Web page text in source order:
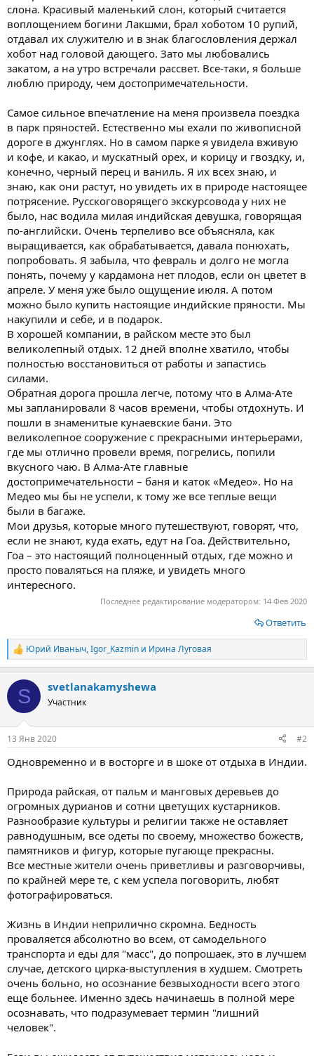
слона. Красивый маленький слон, который считается
воплощением богини Лакшми, брал хоботом 10 рупий,
отдавал их служителю и в знак благословления держал
хобот над головой дающего. Зато мы любовались
закатом, а на утро встречали рассвет. Все-таки, я больше
люблю природу, чем достопримечательности.
Самое сильное впечатление на меня произвела поездка
в парк пряностей. Естественно мы ехали по живописной
дороге в джунглях. Но в самом парке я увидела вживую
и кофе, и какао, и мускатный орех, и корицу и гвоздку, и,
конечно, черный перец и ваниль. Я их всех знаю, и
знаю, как они растут, но увидеть их в природе настоящее
потрясение. Русскоговорящего экскурсовода у них не
было, нас водила милая индийская девушка, говорящая
по-английски. Очень терпеливо все объясняла, как
выращивается, как обрабатывается, давала понюхать,
попробовать. Я забыла, что февраль и долго не могла
понять, почему у кардамона нет плодов, если он цветет в
апреле. У меня уже было ощущение июля. А потом
можно было купить настоящие индийские пряности. Мы
накупили и себе, и в подарок.
В хорошей компании, в райском месте это был
великолепный отдых. 12 дней вполне хватило, чтобы
полностью восстановиться от работы и запастись
силами.
Обратная дорога прошла легче, потому что в Алма-Ате
мы запланировали 8 часов времени, чтобы отдохнуть. И
пошли в знаменитые кунаевские бани. Это
великолепное сооружение с прекрасными интерьерами,
где мы отлично провели время, погрелись, попили
вкусного чаю. В Алма-Ате главные
достопримечательности – баня и каток «Медео». Но на
Медео мы бы не успели, к тому же все теплые вещи
были в багаже.
Мои друзья, которые много путешествуют, говорят, что,
если не знают, куда ехать, едут на Гоа. Действительно,
Гоа – это настоящий полноценный отдых, где можно и
просто поваляться на пляже, и увидеть много
интересного.
Последнее редактирование модератором: 14 Фев 2020
Ответить
Р
е
к
и
Юрий Иваныч,Igor_Kazmin и Ирина Луговая
S svetlanakamyshewa
Участник
13 Янв 2020 #2
Одновременно и в восторге и в шоке от отдыха в Индии.
Природа райская, от пальм и манговых деревьев до
огромных дурианов и сотни цветущих кустарников.
Разнообразие культуры и религии также не оставляет
равнодушным, все одеты по своему, множество божеств,
памятников и фигур, которые пугающе прекрасны.
Все местные жители очень приветливы и разговорчивы,
по крайней мере те, с кем успела поговорить, любят
фотографироваться.
Жизнь в Индии неприлично скромна. Бедность
проваляется абсолютно во всем, от самодельного
транспорта и еды для "масс", до попрошаек, это в лучшем
случае, детского цирка-выступления в худшем. Смотреть
очень больно, но осознание безвыходности всего этого
еще больнее. Именно здесь начинаешь в полной мере
осознавать, что подразумевает термин "лишний
человек".